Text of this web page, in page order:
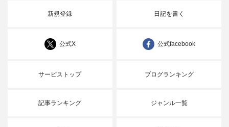
新規登録 日記を書く
公式X 公式facebook
サービストップ ブログランキング
記事ランキング ジャンル一覧